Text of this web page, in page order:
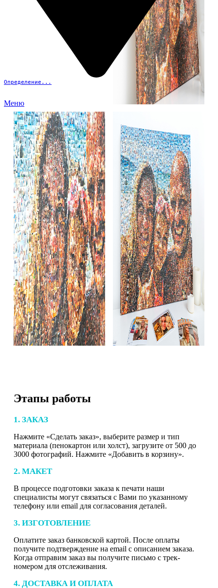
Определение...
Меню
Этапы работы
1. ЗАКАЗ
Нажмите «Сделать заказ», выберите размер и тип
материала (пенокартон или холст), загрузите от 500 до
3000 фотографий. Нажмите «Добавить в корзину».
2. МАКЕТ
В процессе подготовки заказа к печати наши
специалисты могут связаться с Вами по указанному
телефону или email для согласования деталей.
3. ИЗГОТОВЛЕНИЕ
Оплатите заказ банковской картой. После оплаты
получите подтверждение на email с описанием заказа.
Когда отправим заказ вы получите письмо с трек-
номером для отслеживания.
4. ДОСТАВКА И ОПЛАТА